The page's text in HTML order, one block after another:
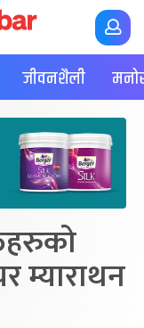
जीवनशैली
म्याराथन